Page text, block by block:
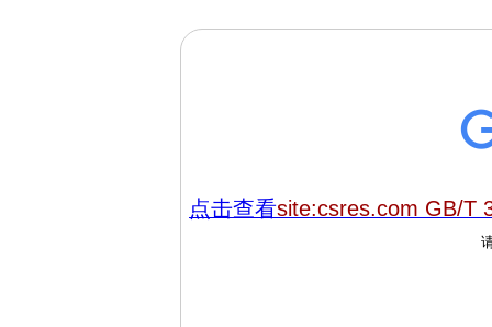
点击查看site:csres.com GB/T